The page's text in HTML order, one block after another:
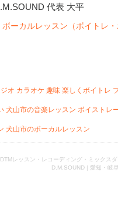
代表 大平
ボーカルレッスン（ボイトレ
オ カラオケ 趣味 楽しくボイトレ
犬山市の音楽レッスン ボイストレ
犬山市のボーカルレッスン
レッスン・レコーディング・ミックス
D.M.SOUND | 愛知・岐